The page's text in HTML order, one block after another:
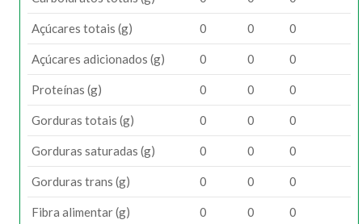
Açúcares totais (g) 0 0 0
Açúcares adicionados (g) 0 0 0
Proteínas (g) 0 0 0
Gorduras totais (g) 0 0 0
Gorduras saturadas (g) 0 0 0
Gorduras trans (g) 0 0 0
Fibra alimentar (g) 0 0 0